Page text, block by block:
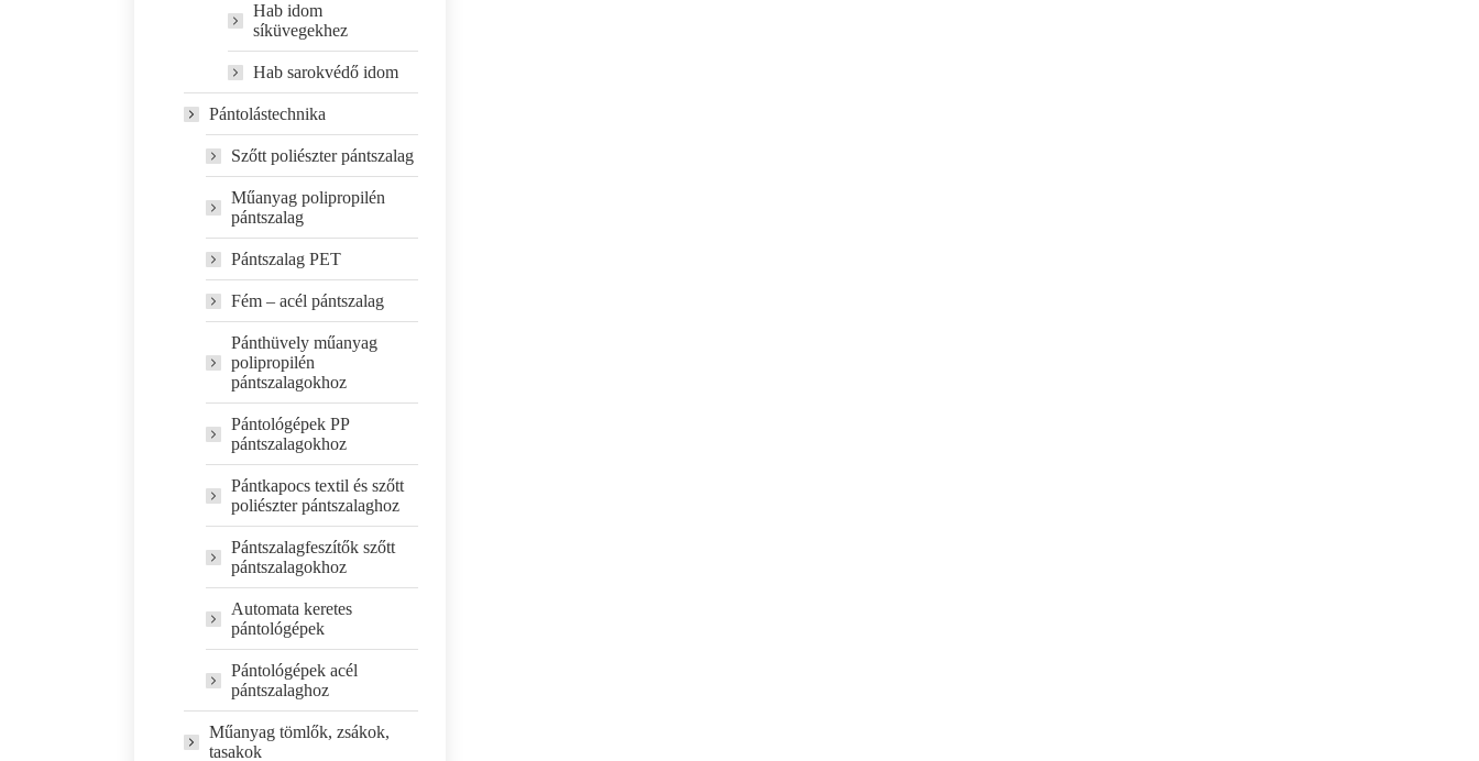
Hab idom
síküvegekhez
Hab sarokvédő idom
Pántolástechnika
Szőtt poliészter pántszalag
Műanyag polipropilén
pántszalag
Pántszalag PET
Fém – acél pántszalag
Pánthüvely műanyag
polipropilén
pántszalagokhoz
Pántológépek PP
pántszalagokhoz
Pántkapocs textil és szőtt
poliészter pántszalaghoz
Pántszalagfeszítők szőtt
pántszalagokhoz
Automata keretes
pántológépek
Pántológépek acél
pántszalaghoz
Műanyag tömlők, zsákok,
tasakok